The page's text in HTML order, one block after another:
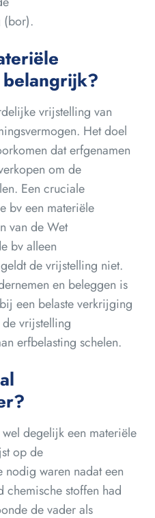
(bor).
vrijstelling van
Het doel
dat erfgenamen
om de
Een cruciale
bv een materiële
van de Wet
bv alleen
de vrijstelling niet.
en beleggen is
een belaste verkrijging
vrijstelling
erfbelasting schelen.
degelijk een materiële
op de
waren nadat een
stoffen had
de vader als